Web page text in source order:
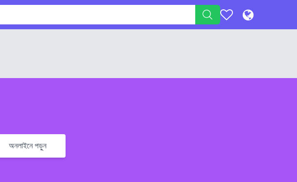
অনলাইনে পড়ুন